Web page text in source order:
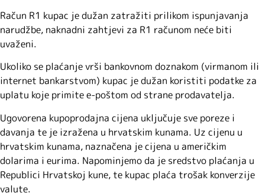
Račun R1 kupac je dužan zatražiti prilikom ispunjavanja
narudžbe, naknadni zahtjevi za R1 računom neće biti
uvaženi.
Ukoliko se plaćanje vrši bankovnom doznakom (virmanom ili
internet bankarstvom) kupac je dužan koristiti podatke za
uplatu koje primite e-poštom od strane prodavatelja.
Ugovorena kupoprodajna cijena uključuje sve poreze i
davanja te je izražena u hrvatskim kunama. Uz cijenu u
hrvatskim kunama, naznačena je cijena u američkim
dolarima i eurima. Napominjemo da je sredstvo plaćanja u
Republici Hrvatskoj kune, te kupac plaća trošak konverzije
valute.